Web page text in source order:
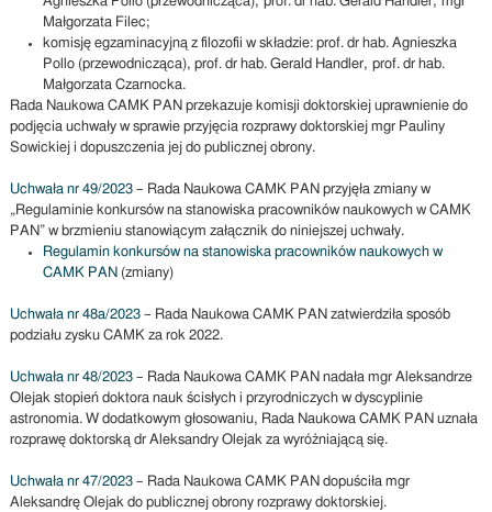
Małgorzata Filec;
komisję egzaminacyjną z filozofii w składzie: prof. dr hab. Agnieszka
Pollo (przewodnicząca), prof. dr hab. Gerald Handler, prof. dr hab.
Małgorzata Czarnocka.
Rada Naukowa CAMK PAN przekazuje komisji doktorskiej uprawnienie do
podjęcia uchwały w sprawie przyjęcia rozprawy doktorskiej mgr Pauliny
Sowickiej i dopuszczenia jej do publicznej obrony.
Uchwała nr 49/2023– Rada Naukowa CAMK PAN przyjęła zmiany w
„Regulaminie konkursów na stanowiska pracowników naukowych w CAMK
PAN” w brzmieniu stanowiącym załącznik do niniejszej uchwały.
Regulamin konkursów na stanowiska pracowników naukowych w
CAMK PAN (zmiany)
Uchwała nr 48a/2023– Rada Naukowa CAMK PAN zatwierdziła sposób
podziału zysku CAMK za rok 2022.
Uchwała nr 48/2023– Rada Naukowa CAMK PAN nadała mgr Aleksandrze
Olejak stopień doktora nauk ścisłych i przyrodniczych w dyscyplinie
astronomia. W dodatkowym głosowaniu, Rada Naukowa CAMK PAN uznała
rozprawę doktorską dr Aleksandry Olejak za wyróżniającą się.
Uchwała nr 47/2023– Rada Naukowa CAMK PAN dopuściła mgr
Aleksandrę Olejak do publicznej obrony rozprawy doktorskiej.